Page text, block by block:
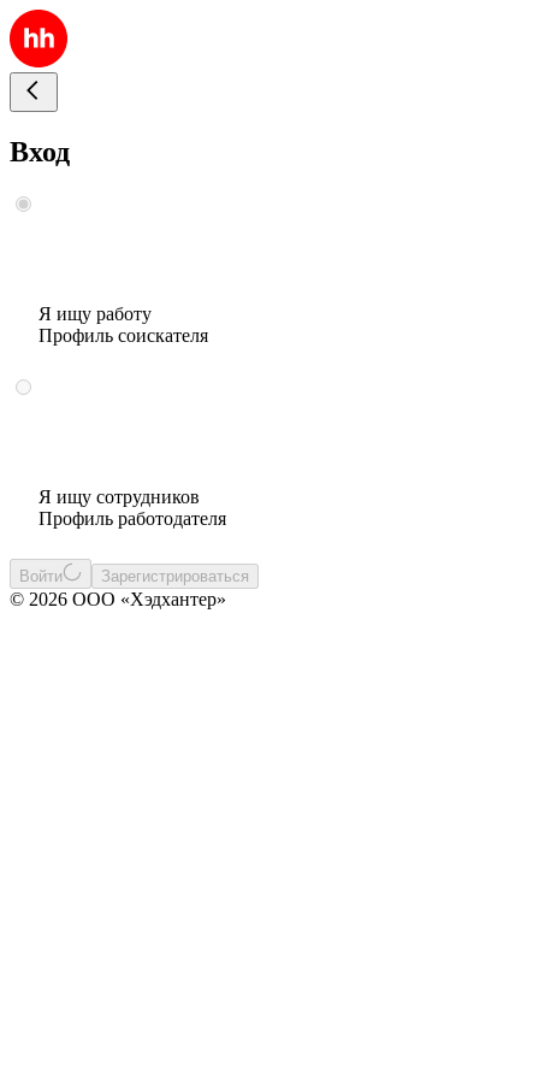
Вход
Я ищу работу
Профиль соискателя
Я ищу сотрудников
Профиль работодателя
Войти Зарегистрироваться
© 2026 ООО «Хэдхантер»